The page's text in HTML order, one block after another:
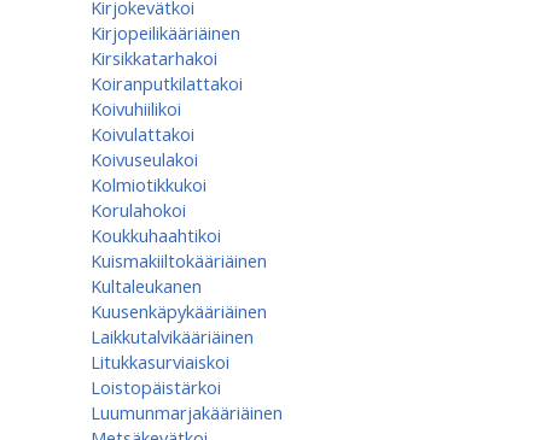
Kirjokevätkoi
Kirjopeilikääriäinen
Kirsikkatarhakoi
Koiranputkilattakoi
Koivuhiilikoi
Koivulattakoi
Koivuseulakoi
Kolmiotikkukoi
Korulahokoi
Koukkuhaahtikoi
Kuismakiiltokääriäinen
Kultaleukanen
Kuusenkäpykääriäinen
Laikkutalvikääriäinen
Litukkasurviaiskoi
Loistopäistärkoi
Luumunmarjakääriäinen